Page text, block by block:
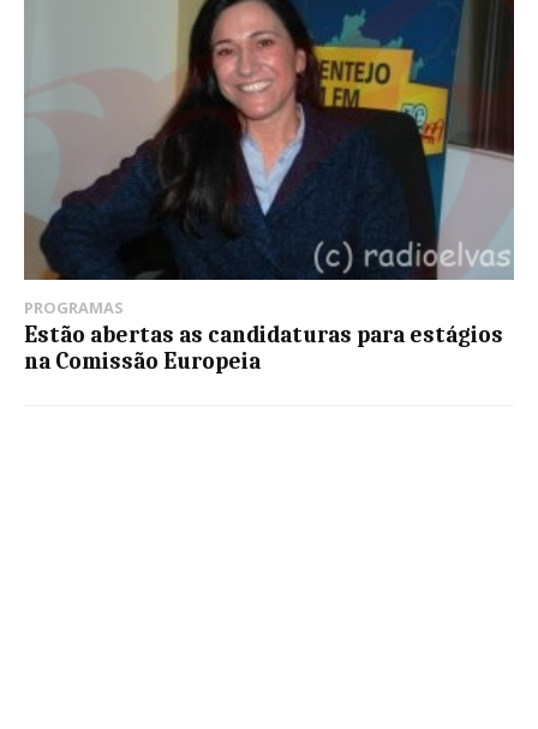
PROGRAMAS
Estão abertas as candidaturas para estágios
na Comissão Europeia